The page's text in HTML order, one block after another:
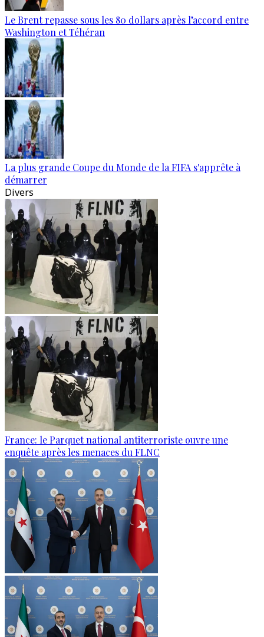
Le Brent repasse sous les 80 dollars après l’accord entre
Washington et Téhéran
La plus grande Coupe du Monde de la FIFA s'apprête à
démarrer
Divers
France: le Parquet national antiterroriste ouvre une
enquête après les menaces du FLNC